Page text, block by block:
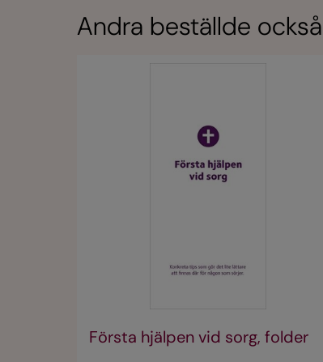
Andra beställde också
Första hjälpen vid sorg, folder